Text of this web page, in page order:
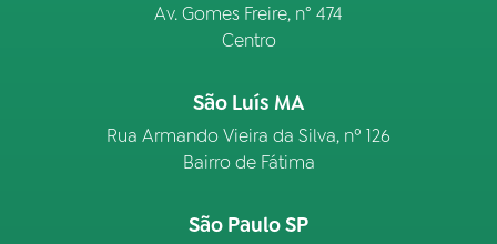
Av. Gomes Freire, n° 474
Centro
São Luís MA
Rua Armando Vieira da Silva, nº 126
Bairro de Fátima
São Paulo SP